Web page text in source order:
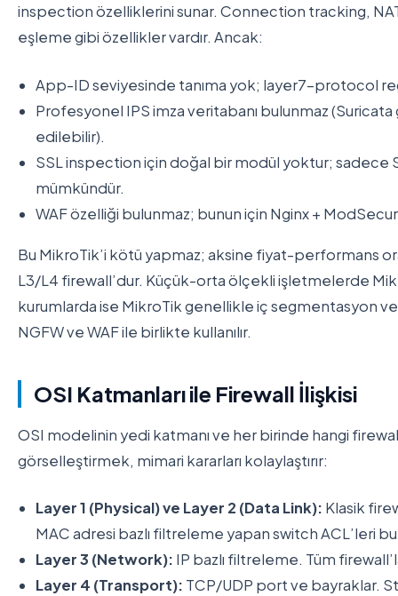
inspection özelliklerini sunar. Connection tracking,
eşleme gibi özellikler vardır. Ancak:
App-ID seviyesinde tanıma yok; layer7-protocol
Profesyonel IPS imza veritabanı bulunmaz
edilebilir).
SSL inspection için doğal bir modül yoktur;
mümkündür.
WAF özelliği bulunmaz; bunun için Nginx +
Bu MikroTik’i kötü yapmaz; aksine fiyat-performans
L3/L4 firewall’dur. Küçük-orta ölçekli işletmelerde
kurumlarda ise MikroTik genellikle iç segmentasyon
NGFW ve WAF ile birlikte kullanılır.
OSI Katmanları ile Firewall İlişkisi
OSI modelinin yedi katmanı ve her birinde hangi
görselleştirmek, mimari kararları kolaylaştırır:
Layer 1 (Physical) ve Layer 2 (Data Link): Klasik
MAC adresi bazlı filtreleme yapan switch ACL’leri
Layer 3 (Network): IP bazlı filtreleme. Tüm
Layer 4 (Transport): TCP/UDP port ve bayraklar.